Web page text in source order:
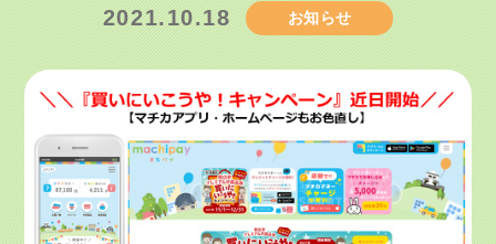
2021.10.18 お知らせ